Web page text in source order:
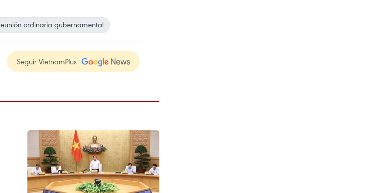
ordinaria gubernamental
Seguir VietnamPlus